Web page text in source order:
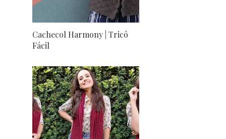
Cachecol Harmony | Tricô
Fácil